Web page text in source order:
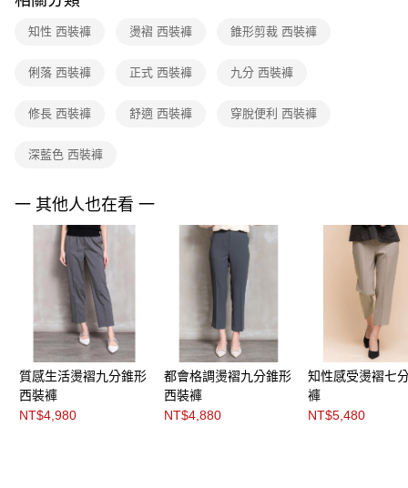
※ 交易是否成功請以「AFTEE先享後付 」之結帳頁面顯示為準，若有關於
客戶支援中心」
https://netprotections.freshdesk.com/support/home
【注意事項】
權轉讓予恩沛科技股份有限公司。
https://aftee.tw/terms/#terms3
任。
時審查核予不同之上限額度；若仍有額度不足之情形，本公司將視審查結果
請求用戶進行身份認證。
５．嚴禁一人註冊多個帳號或使用他人資訊註冊。若發現惡意使用之情形，
恩沛科技股份有限公司將有權停止該用戶之使用額度並採取法律行動。
離島宅配 (蘭嶼恕不配送)
每筆NT$200，滿NT$8,000(含以上)免運費
付款後門市自取
知性 西裝褲 燙褶 西裝褲 錐形剪裁 西裝褲
俐落 西裝褲 正式 西裝褲 九分 西裝褲
修長 西裝褲 舒適 西裝褲 穿脫便利 西裝褲
深藍色 西裝褲
一 其他人也在看 一
質感生活燙褶九分錐形
西裝褲
NT$4,980
都會格調燙褶九分錐形
西裝褲
NT$4,880
知性感受燙褶七
褲
NT$5,480